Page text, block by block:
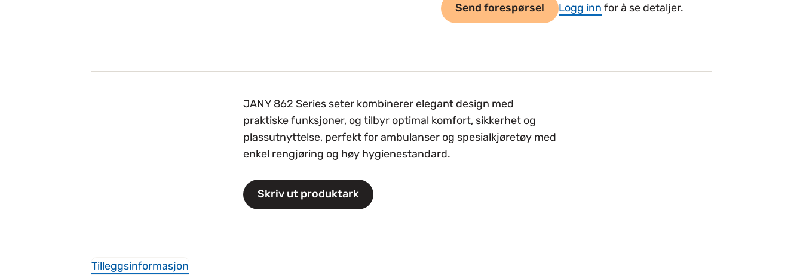
Send forespørsel Logg inn for å se detaljer.
JANY 862 Series seter kombinerer elegant design med
praktiske funksjoner, og tilbyr optimal komfort, sikkerhet og
plassutnyttelse, perfekt for ambulanser og spesialkjøretøy med
enkel rengjøring og høy hygienestandard.
Skriv ut produktark
Tilleggsinformasjon